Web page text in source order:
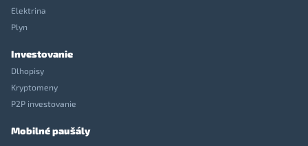
Elektrina
Plyn
Investovanie
Dlhopisy
Kryptomeny
P2P investovanie
Mobilné paušály